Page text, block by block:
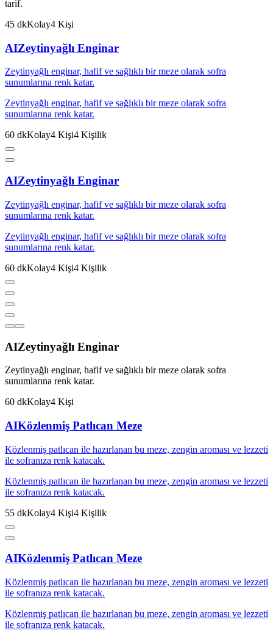
tarif.
45 dkKolay4 Kişi
AIZeytinyağlı Enginar
Zeytinyağlı enginar, hafif ve sağlıklı bir meze olarak sofra
sunumlarına renk katar.
Zeytinyağlı enginar, hafif ve sağlıklı bir meze olarak sofra
sunumlarına renk katar.
60 dkKolay4 Kişi4 Kişilik
AIZeytinyağlı Enginar
Zeytinyağlı enginar, hafif ve sağlıklı bir meze olarak sofra
sunumlarına renk katar.
Zeytinyağlı enginar, hafif ve sağlıklı bir meze olarak sofra
sunumlarına renk katar.
60 dkKolay4 Kişi4 Kişilik
AIZeytinyağlı Enginar
Zeytinyağlı enginar, hafif ve sağlıklı bir meze olarak sofra
sunumlarına renk katar.
60 dkKolay4 Kişi
AIKözlenmiş Patlıcan Meze
Közlenmiş patlıcan ile hazırlanan bu meze, zengin aroması ve lezzeti
ile sofranıza renk katacak.
Közlenmiş patlıcan ile hazırlanan bu meze, zengin aroması ve lezzeti
ile sofranıza renk katacak.
55 dkKolay4 Kişi4 Kişilik
AIKözlenmiş Patlıcan Meze
Közlenmiş patlıcan ile hazırlanan bu meze, zengin aroması ve lezzeti
ile sofranıza renk katacak.
Közlenmiş patlıcan ile hazırlanan bu meze, zengin aroması ve lezzeti
ile sofranıza renk katacak.